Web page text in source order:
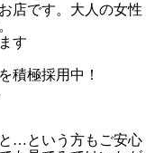
店です。大人の女性
す
積極採用中！
…という方もご安心